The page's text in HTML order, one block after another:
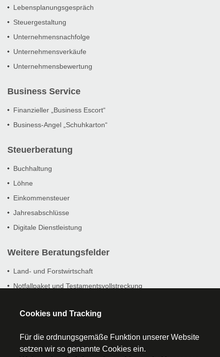
Lebensplanungsgespräch
Steuergestaltung
Unternehmensnachfolge
Unternehmensverkäufe
Unternehmensbewertung
Business Service
Finanzieller „Business Escort“
Business-Angel „Schuhkarton“
Steuerberatung
Buchhaltung
Löhne
Einkommensteuer
Jahresabschlüsse
Digitale Dienstleistung
Weitere Beratungsfelder
Land- und Forstwirtschaft
Notfallpaket und Testamentsvollstreckung
Cookies und Tracking
Für die ordnungsgemäße Funktion unserer Website
setzen wir so genannte Cookies ein.